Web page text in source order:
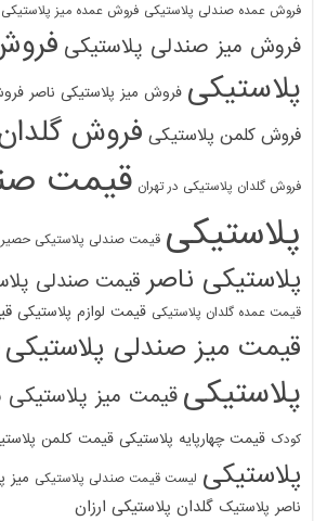
فروش عمده صندلی پلاستیکی فروش عمده میز پلاستیکی
فروش میز صندلی پلاستیکی
پلاستیکی فروش میز پلاستیکی ناصر
فروش کلمن پلاستیکی فروش
فروش گلدان پلاستیکی در تهران قیمت
پلاستیکی قیمت صندلی پلاستیکی
پلاستیکی ناصر قیمت صندلی
قیمت عمده گلدان پلاستیکی قیمت لوازم پلاستیکی
قیمت میز صندلی پلاستیکی
پلاستیکی قیمت میز پلاستیکی
کودک قیمت چهارپایه پلاستیکی قیمت کلمن
پلاستیکی لیست قیمت صندلی پلاستیکی میز
ناصر پلاستیک گلدان پلاستیکی ارزان